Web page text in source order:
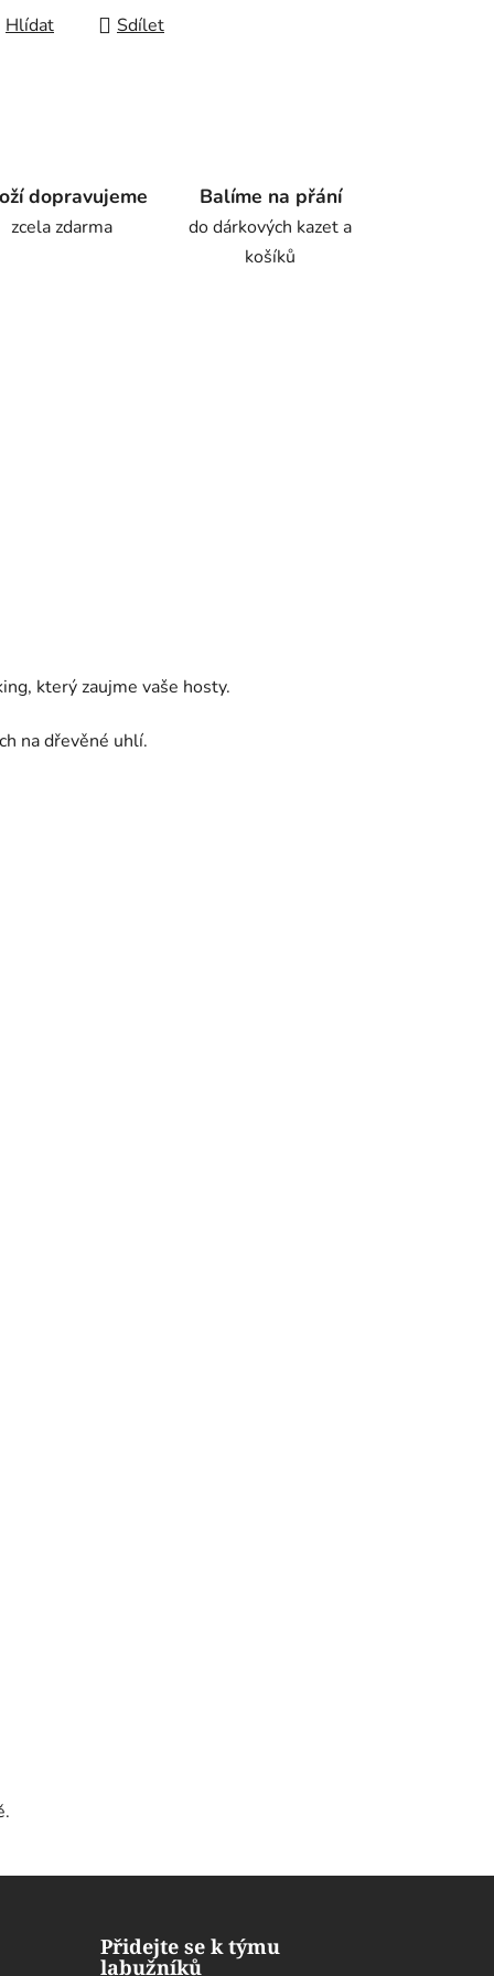
Hlídat Sdílet
dopravujeme
zcela zdarma
Balíme na přání
do dárkových kazet a
košíků
který zaujme vaše hosty.
na dřevěné uhlí.
Přidejte se k týmu
labužníků